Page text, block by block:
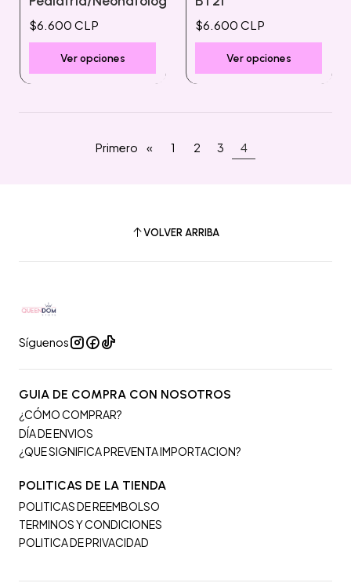
$6.600 CLP
Ver opciones
$6.600 CLP
Ver opciones
Primero « 1 2 3 4
VOLVER ARRIBA
Síguenos
GUIA DE COMPRA CON NOSOTROS
¿CÓMO COMPRAR?
DÍA DE ENVIOS
¿QUE SIGNIFICA PREVENTA IMPORTACION?
POLITICAS DE LA TIENDA
POLITICAS DE REEMBOLSO
TERMINOS Y CONDICIONES
POLITICA DE PRIVACIDAD